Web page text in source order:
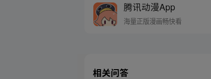
腾讯动漫App
海量正版漫画畅快看
相关问答